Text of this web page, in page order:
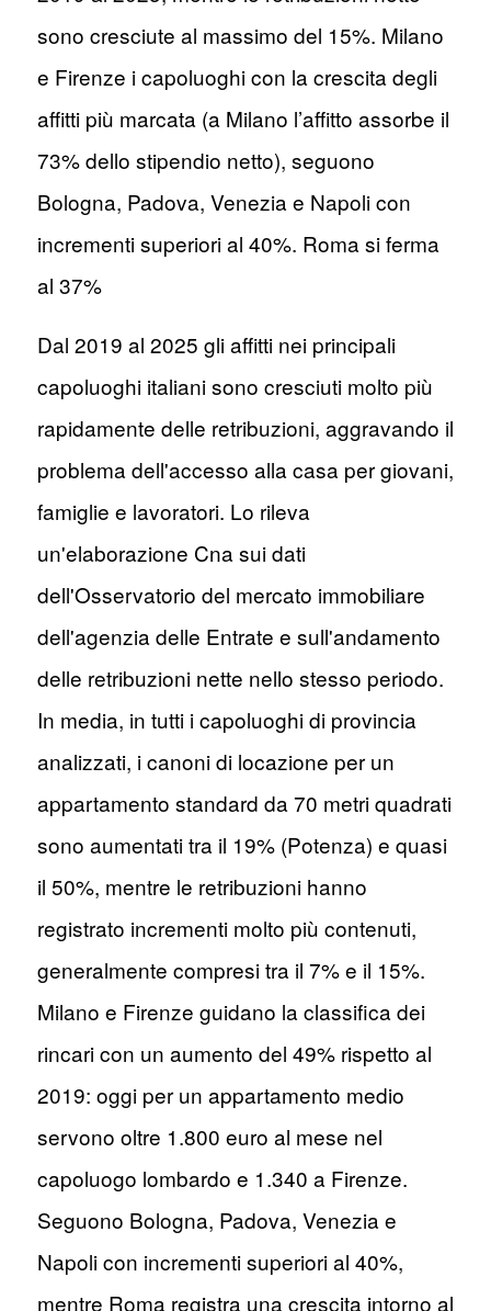
sono cresciute al massimo del 15%. Milano
e Firenze i capoluoghi con la crescita degli
affitti più marcata (a Milano l’affitto assorbe il
73% dello stipendio netto), seguono
Bologna, Padova, Venezia e Napoli con
incrementi superiori al 40%. Roma si ferma
al 37%
Dal 2019 al 2025 gli affitti nei principali
capoluoghi italiani sono cresciuti molto più
rapidamente delle retribuzioni, aggravando il
problema dell'accesso alla casa per giovani,
famiglie e lavoratori. Lo rileva
un'elaborazione Cna sui dati
dell'Osservatorio del mercato immobiliare
dell'agenzia delle Entrate e sull'andamento
delle retribuzioni nette nello stesso periodo.
In media, in tutti i capoluoghi di provincia
analizzati, i canoni di locazione per un
appartamento standard da 70 metri quadrati
sono aumentati tra il 19% (Potenza) e quasi
il 50%, mentre le retribuzioni hanno
registrato incrementi molto più contenuti,
generalmente compresi tra il 7% e il 15%.
Milano e Firenze guidano la classifica dei
rincari con un aumento del 49% rispetto al
2019: oggi per un appartamento medio
servono oltre 1.800 euro al mese nel
capoluogo lombardo e 1.340 a Firenze.
Seguono Bologna, Padova, Venezia e
Napoli con incrementi superiori al 40%,
mentre Roma registra una crescita intorno al